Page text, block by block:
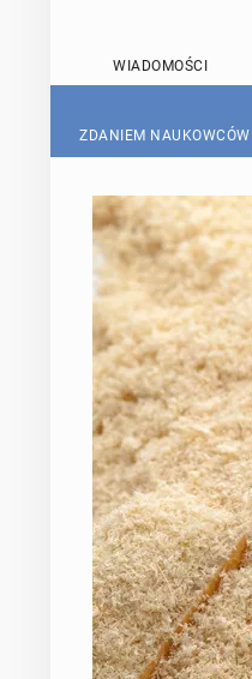
WIADOMOŚCI
ZDANIEM NAUKOWCÓW